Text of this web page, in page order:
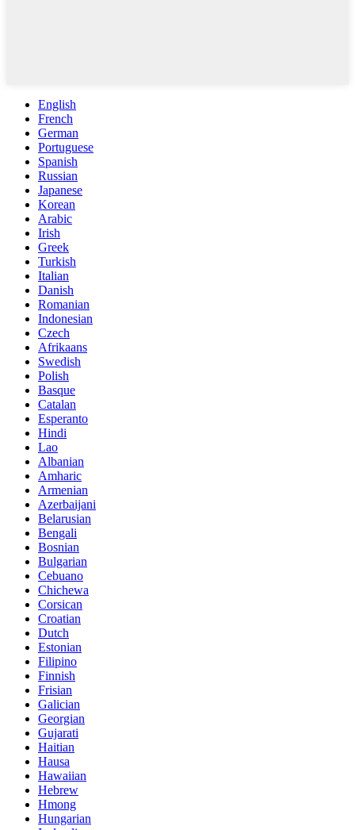
English
French
German
Portuguese
Spanish
Russian
Japanese
Korean
Arabic
Irish
Greek
Turkish
Italian
Danish
Romanian
Indonesian
Czech
Afrikaans
Swedish
Polish
Basque
Catalan
Esperanto
Hindi
Lao
Albanian
Amharic
Armenian
Azerbaijani
Belarusian
Bengali
Bosnian
Bulgarian
Cebuano
Chichewa
Corsican
Croatian
Dutch
Estonian
Filipino
Finnish
Frisian
Galician
Georgian
Gujarati
Haitian
Hausa
Hawaiian
Hebrew
Hmong
Hungarian